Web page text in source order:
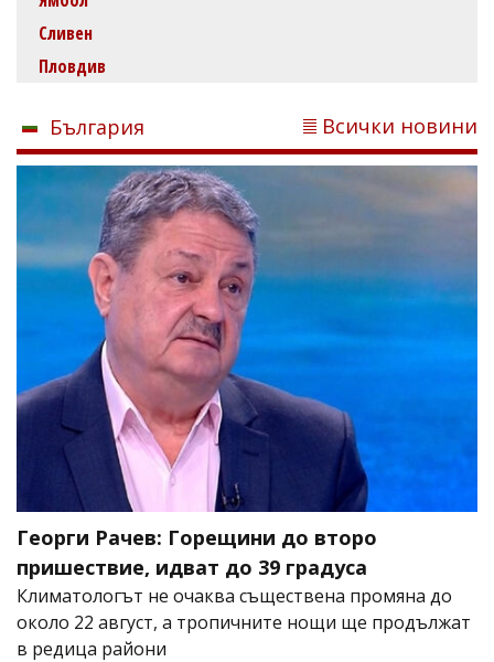
Сливен
Пловдив
България Всички новини
Георги Рачев: Горещини до второ
пришествие, идват до 39 градуса
Климатологът не очаква съществена промяна до
около 22 август, а тропичните нощи ще продължат
в редица райони